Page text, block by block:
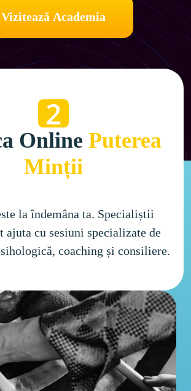
Vizitează Academia
2
Online Puterea
Minții
la îndemâna ta. Specialiștii
ajuta cu sesiuni specializate de
coaching și consiliere.